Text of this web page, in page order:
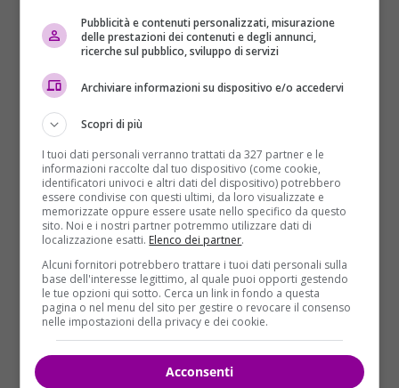
Read More
Mondo
Zac Efron, un’esperienza terribile sul set: la
confessione dell’attore
Francesco Livolti 09/05/2023
Pubblicità e contenuti personalizzati, misurazione
delle prestazioni dei contenuti e degli annunci,
ricerche sul pubblico, sviluppo di servizi
Archiviare informazioni su dispositivo e/o accedervi
Scopri di più
I tuoi dati personali verranno trattati da 327 partner e le
informazioni raccolte dal tuo dispositivo (come cookie,
identificatori univoci e altri dati del dispositivo) potrebbero
essere condivise con questi ultimi, da loro visualizzate e
memorizzate oppure essere usate nello specifico da questo
sito. Noi e i nostri partner potremmo utilizzare dati di
localizzazione esatti. Elenco dei partner.
Alcuni fornitori potrebbero trattare i tuoi dati personali sulla
base dell'interesse legittimo, al quale puoi opporti gestendo
le tue opzioni qui sotto. Cerca un link in fondo a questa
pagina o nel menu del sito per gestire o revocare il consenso
nelle impostazioni della privacy e dei cookie.
Acconsenti